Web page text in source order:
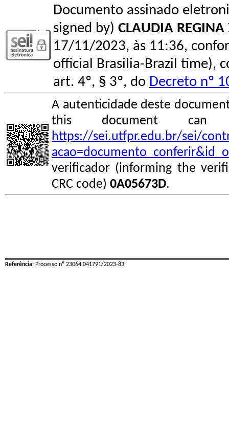
Documento assinado
signed by) CLAUDIA REGINA
17/11/2023, às 11:36,
official Brasilia-Brazil time),
art. 4º, § 3º, do Decreto nº
A autenticidade deste
this document
https://sei.utfpr.edu.br/sei/
verificador (informing the
CRC code) 0A05673D.
Referência: Processo nº 23064.041791/2023-83